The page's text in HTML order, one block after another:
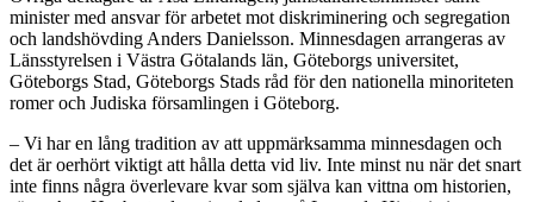
minister med ansvar för arbetet mot diskriminering och segregation
och landshövding Anders Danielsson. Minnesdagen arrangeras av
Länsstyrelsen i Västra Götalands län, Göteborgs universitet,
Göteborgs Stad, Göteborgs Stads råd för den nationella minoriteten
romer och Judiska församlingen i Göteborg.
– Vi har en lång tradition av att uppmärksamma minnesdagen och
det är oerhört viktigt att hålla detta vid liv. Inte minst nu när det snart
inte finns några överlevare kvar som själva kan vittna om historien,